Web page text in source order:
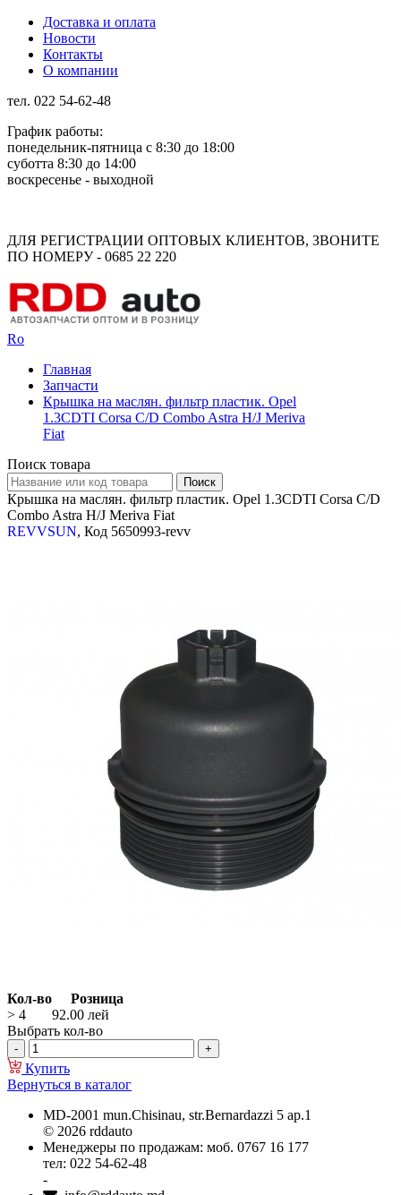
Доставка и оплата
Новости
Контакты
О компании
тел. 022 54-62-48
График работы:
понедельник-пятница с 8:30 до 18:00
суботта 8:30 до 14:00
воскресенье - выходной
ДЛЯ РЕГИСТРАЦИИ ОПТОВЫХ КЛИЕНТОВ, ЗВОНИТЕ
ПО НОМЕРУ - 0685 22 220
Ro
Главная
Запчасти
Крышка на маслян. фильтр пластик. Opel
1.3CDTI Corsa C/D Combo Astra H/J Meriva
Fiat
Поиск товара
Крышка на маслян. фильтр пластик. Opel 1.3CDTI Corsa C/D
Combo Astra H/J Meriva Fiat
REVVSUN, Код 5650993-revv
Кол-во
Розница
> 4
92.00 лей
Выбрать кол-во
Купить
Вернуться в каталог
MD-2001 mun.Chisinau, str.Bernardazzi 5 ap.1
© 2026 rddauto
Менеджеры по продажам: моб. 0767 16 177
тел: 022 54-62-48
-